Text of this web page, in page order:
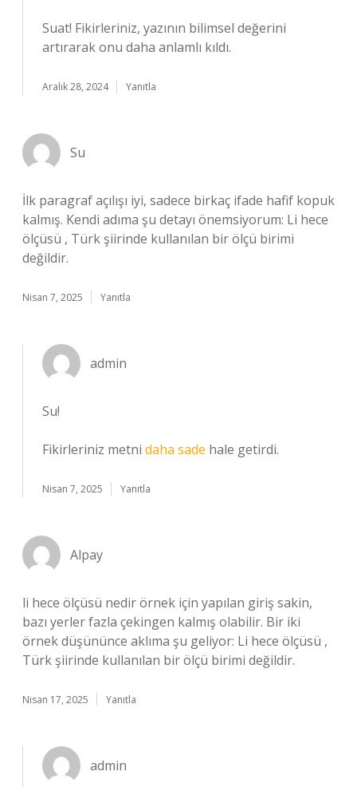
Suat! Fikirleriniz, yazının bilimsel değerini
artırarak onu daha anlamlı kıldı.
Aralık 28, 2024 Yanıtla
Su
İlk paragraf açılışı iyi, sadece birkaç ifade hafif kopuk
kalmış. Kendi adıma şu detayı önemsiyorum: Li hece
ölçüsü , Türk şiirinde kullanılan bir ölçü birimi
değildir.
Nisan 7, 2025 Yanıtla
admin
Su!
Fikirleriniz metni daha sade hale getirdi.
Nisan 7, 2025 Yanıtla
Alpay
li hece ölçüsü nedir örnek için yapılan giriş sakin,
bazı yerler fazla çekingen kalmış olabilir. Bir iki
örnek düşününce aklıma şu geliyor: Li hece ölçüsü ,
Türk şiirinde kullanılan bir ölçü birimi değildir.
Nisan 17, 2025 Yanıtla
admin